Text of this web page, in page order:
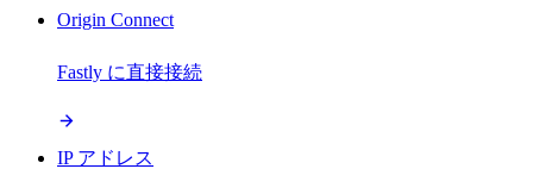
Origin Connect
Fastly に直接接続
IP アドレス